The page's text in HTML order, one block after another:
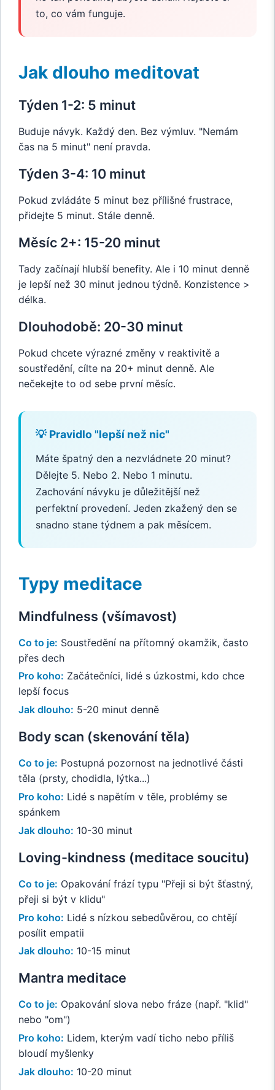
to, co vám funguje.
Jak dlouho meditovat
Týden 1-2: 5 minut
Buduje návyk. Každý den. Bez výmluv. "Nemám
čas na 5 minut" není pravda.
Týden 3-4: 10 minut
Pokud zvládáte 5 minut bez přílišné frustrace,
přidejte 5 minut. Stále denně.
Měsíc 2+: 15-20 minut
Tady začínají hlubší benefity. Ale i 10 minut denně
je lepší než 30 minut jednou týdně. Konzistence >
délka.
Dlouhodobě: 20-30 minut
Pokud chcete výrazné změny v reaktivitě a
soustředění, cílte na 20+ minut denně. Ale
nečekejte to od sebe první měsíc.
💡 Pravidlo "lepší než nic"
Máte špatný den a nezvládnete 20 minut?
Dělejte 5. Nebo 2. Nebo 1 minutu.
Zachování návyku je důležitější než
perfektní provedení. Jeden zkažený den se
snadno stane týdnem a pak měsícem.
Typy meditace
Mindfulness (všímavost)
Co to je: Soustředění na přítomný okamžik, často
přes dech
Pro koho: Začátečníci, lidé s úzkostmi, kdo chce
lepší focus
Jak dlouho: 5-20 minut denně
Body scan (skenování těla)
Co to je: Postupná pozornost na jednotlivé části
těla (prsty, chodidla, lýtka...)
Pro koho: Lidé s napětím v těle, problémy se
spánkem
Jak dlouho: 10-30 minut
Loving-kindness (meditace soucitu)
Co to je: Opakování frází typu "Přeji si být šťastný,
přeji si být v klidu"
Pro koho: Lidé s nízkou sebedůvěrou, co chtějí
posílit empatii
Jak dlouho: 10-15 minut
Mantra meditace
Co to je: Opakování slova nebo fráze (např. "klid"
nebo "om")
Pro koho: Lidem, kterým vadí ticho nebo příliš
bloudí myšlenky
Jak dlouho: 10-20 minut